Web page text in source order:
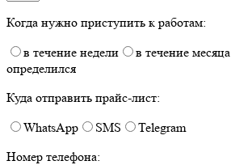
Когда нужно приступить к работам:
в течение недели
в течение месяца
определился
Куда отправить прайс-лист:
WhatsApp
SMS
Telegram
Номер телефона: